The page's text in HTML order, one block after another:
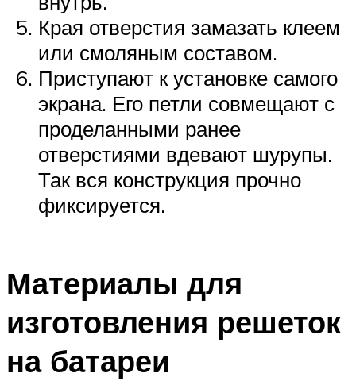
Края отверстия замазать клеем
или смоляным составом.
Приступают к установке самого
экрана. Его петли совмещают с
проделанными ранее
отверстиями вдевают шурупы.
Так вся конструкция прочно
фиксируется.
Материалы для
изготовления решеток
на батареи